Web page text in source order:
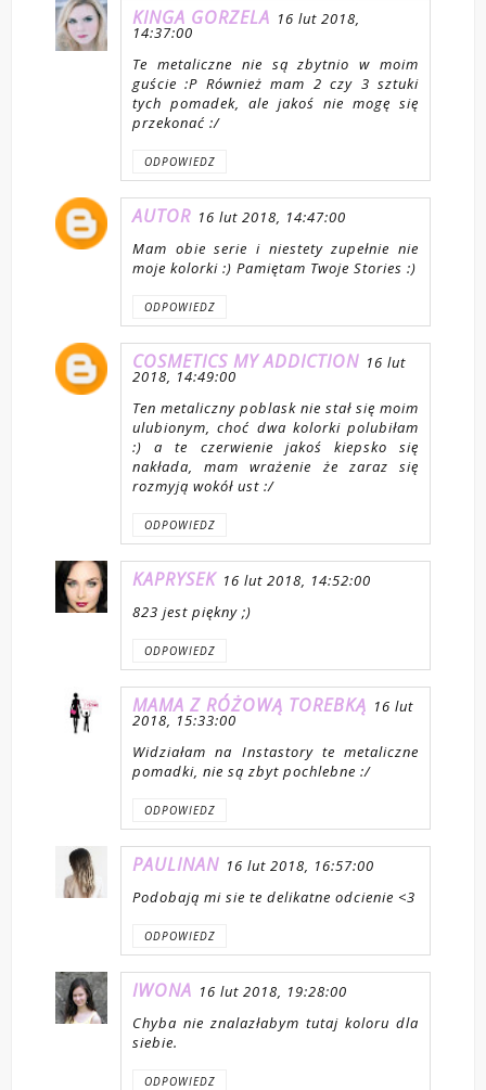
KINGA GORZELA 16 lut 2018,
14:37:00
Te metaliczne nie są zbytnio w moim
guście :P Również mam 2 czy 3 sztuki
tych pomadek, ale jakoś nie mogę się
przekonać :/
ODPOWIEDZ
AUTOR 16 lut 2018, 14:47:00
Mam obie serie i niestety zupełnie nie
moje kolorki :) Pamiętam Twoje Stories :)
ODPOWIEDZ
COSMETICS MY ADDICTION 16 lut
2018, 14:49:00
Ten metaliczny poblask nie stał się moim
ulubionym, choć dwa kolorki polubiłam
:) a te czerwienie jakoś kiepsko się
nakłada, mam wrażenie że zaraz się
rozmyją wokół ust :/
ODPOWIEDZ
KAPRYSEK 16 lut 2018, 14:52:00
823 jest piękny ;)
ODPOWIEDZ
MAMA Z RÓŻOWĄ TOREBKĄ 16 lut
2018, 15:33:00
Widziałam na Instastory te metaliczne
pomadki, nie są zbyt pochlebne :/
ODPOWIEDZ
PAULINAN 16 lut 2018, 16:57:00
Podobają mi sie te delikatne odcienie <3
ODPOWIEDZ
IWONA 16 lut 2018, 19:28:00
Chyba nie znalazłabym tutaj koloru dla
siebie.
ODPOWIEDZ